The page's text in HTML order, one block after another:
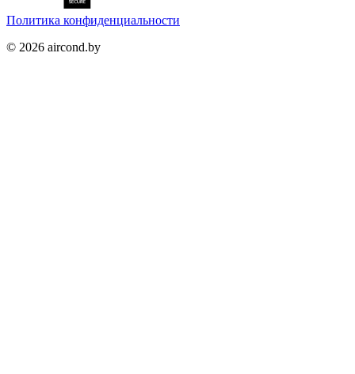
Политика конфиденциальности
© 2026 aircond.by